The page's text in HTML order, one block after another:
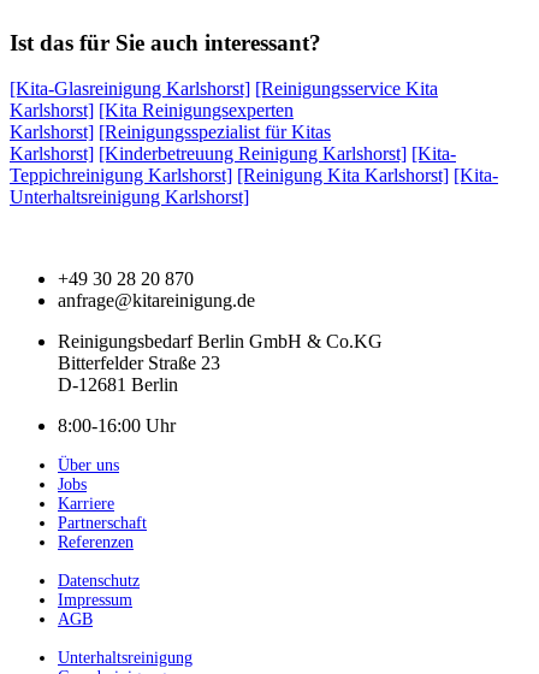
Ist das für Sie auch interessant?
[Kita-Glasreinigung Karlshorst] [Reinigungsservice Kita
Karlshorst] [Kita Reinigungsexperten
Karlshorst] [Reinigungsspezialist für Kitas
Karlshorst] [Kinderbetreuung Reinigung Karlshorst] [Kita-
Teppichreinigung Karlshorst] [Reinigung Kita Karlshorst] [Kita-
Unterhaltsreinigung Karlshorst]
+49 30 28 20 870
anfrage@kitareinigung.de
Reinigungsbedarf Berlin GmbH & Co.KG
Bitterfelder Straße 23
D-12681 Berlin
8:00-16:00 Uhr
Über uns
Jobs
Karriere
Partnerschaft
Referenzen
Datenschutz
Impressum
AGB
Unterhaltsreinigung